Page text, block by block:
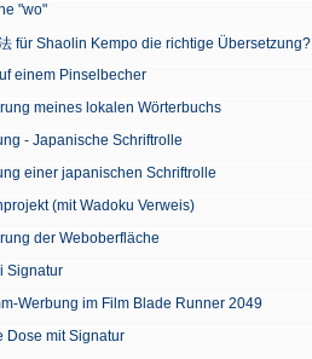
"wo"
für Shaolin Kempo die richtige Übersetzung?
einem Pinselbecher
meines lokalen Wörterbuchs
- Japanische Schriftrolle
einer japanischen Schriftrolle
(mit Wadoku Verweis)
der Weboberfläche
Signatur
Werbung im Film Blade Runner 2049
Dose mit Signatur